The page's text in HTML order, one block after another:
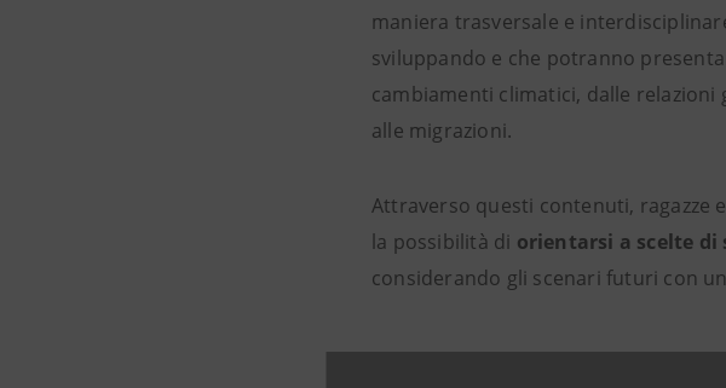
maniera trasversale e
sviluppando e che potranno
cambiamenti climatici, dalle
alle migrazioni.
Attraverso questi contenuti, ragazze
la possibilità di orientarsi a scelte
considerando gli scenari futuri con